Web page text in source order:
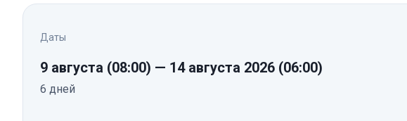
Даты
9 августа (08:00) — 14 августа 2026 (06:00)
6 дней